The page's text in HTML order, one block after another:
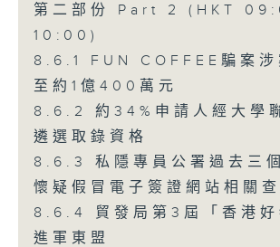
第二部份 Part 2 (HKT
10:00)
8.6.1 FUN COFFEE騙案涉
至約1億400萬元
8.6.2 約34%申請人經大學
遴選取錄資格
8.6.3 私隱專員公署過去三
懷疑假冒電子簽證網站相關
8.6.4 貿發局第3屆「香港好
進軍東盟